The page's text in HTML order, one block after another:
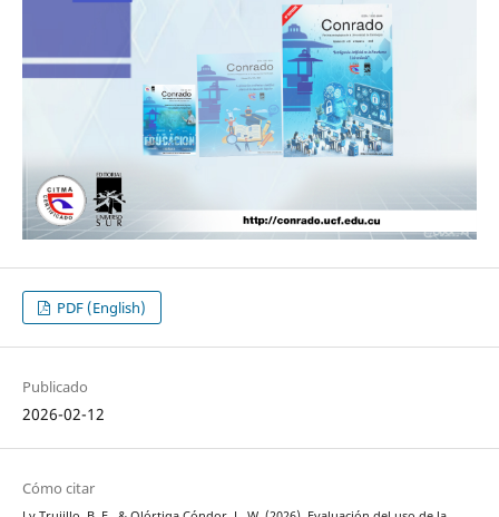
PDF (English)
Publicado
2026-02-12
Cómo citar